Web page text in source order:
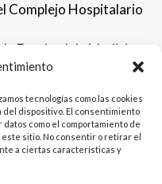
tecnologías como las cookies
del dispositivo. El consentimiento
como el comportamiento de
sitio. No consentir o retirar el
a ciertas características y
Complejo Hospitalario
Facultad de Medicina
La Mancha